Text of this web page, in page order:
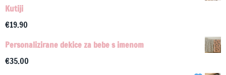
Kutiji
€19.90
Personalizirane dekice za bebe s imenom
€35.00